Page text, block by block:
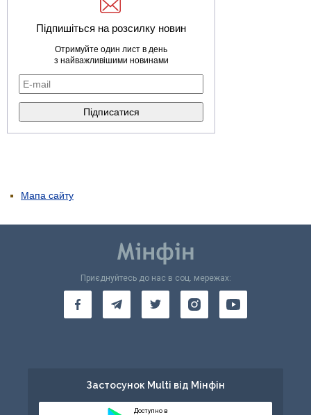
Підпишіться на розсилку новин
Отримуйте один лист в день
з найважливішими новинами
Мапа сайту
Приєднуйтесь до нас в соц. мережах:
Застосунок Multi від Мінфін
Доступно в